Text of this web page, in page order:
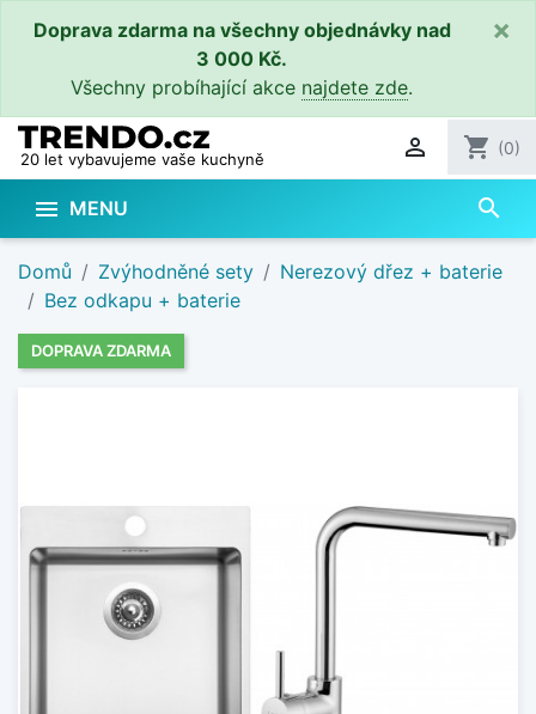
Doprava zdarma na všechny objednávky nad
3 000 Kč.
Všechny probíhající akce najdete zde.
×
20 let vybavujeme vaše kuchyně  shopping_cart (0)
 MENU search
Domů Zvýhodněné sety
Nerezový dřez + baterie
Bez odkapu + baterie
DOPRAVA ZDARMA